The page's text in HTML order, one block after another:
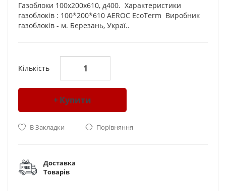
Газоблоки 100x200x610, д400. Характеристики
газоблоків : 100*200*610 AEROC EcoTerm Виробник
газоблоків - м. Березань, Украї..
Кількість
Купити
В Закладки Порівняння
Доставка
Товарів